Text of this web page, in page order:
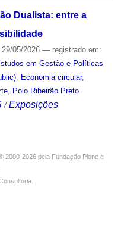
Dualista: entre a
05/2026 — registrado em:
em Gestão e Políticas
, Economia circular,
, Polo Ribeirão Preto
/Exposições
2000-2026 pela Fundação Plone e